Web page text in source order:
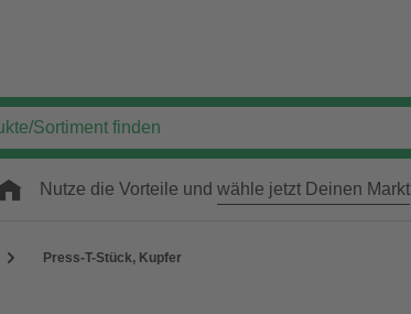
Nutze die Vorteile und wähle jetzt Deinen Markt
Press-T-Stück, Kupfer